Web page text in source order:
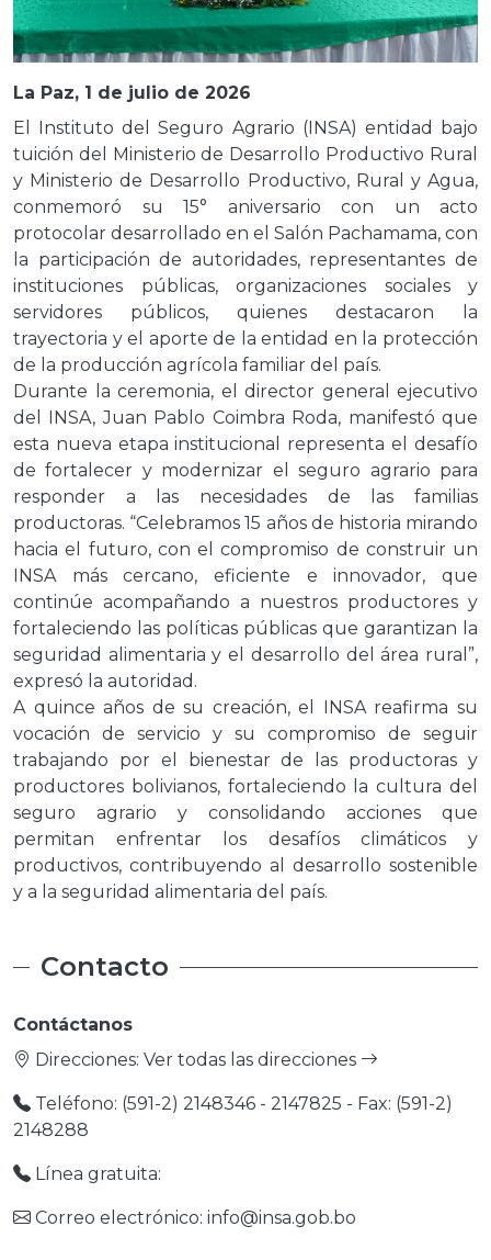
La Paz, 1 de julio de 2026
El Instituto del Seguro Agrario (INSA) entidad bajo
tuición del Ministerio de Desarrollo Productivo Rural
y Ministerio de Desarrollo Productivo, Rural y Agua,
conmemoró su 15° aniversario con un acto
protocolar desarrollado en el Salón Pachamama, con
la participación de autoridades, representantes de
instituciones públicas, organizaciones sociales y
servidores públicos, quienes destacaron la
trayectoria y el aporte de la entidad en la protección
de la producción agrícola familiar del país.
Durante la ceremonia, el director general ejecutivo
del INSA, Juan Pablo Coimbra Roda, manifestó que
esta nueva etapa institucional representa el desafío
de fortalecer y modernizar el seguro agrario para
responder a las necesidades de las familias
productoras. “Celebramos 15 años de historia mirando
hacia el futuro, con el compromiso de construir un
INSA más cercano, eficiente e innovador, que
continúe acompañando a nuestros productores y
fortaleciendo las políticas públicas que garantizan la
seguridad alimentaria y el desarrollo del área rural”,
expresó la autoridad.
A quince años de su creación, el INSA reafirma su
vocación de servicio y su compromiso de seguir
trabajando por el bienestar de las productoras y
productores bolivianos, fortaleciendo la cultura del
seguro agrario y consolidando acciones que
permitan enfrentar los desafíos climáticos y
productivos, contribuyendo al desarrollo sostenible
y a la seguridad alimentaria del país.
Contacto
Contáctanos
Direcciones: Ver todas las direcciones
Teléfono: (591-2) 2148346 - 2147825 - Fax: (591-2)
2148288
Línea gratuita:
Correo electrónico: info@insa.gob.bo